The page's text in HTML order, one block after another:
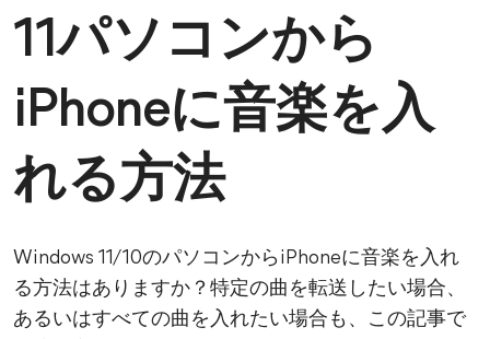
11パソコンから
iPhoneに音楽を入
れる方法
Windows 11/10のパソコンからiPhoneに音楽を入れ
る方法はありますか？特定の曲を転送したい場合、
あるいはすべての曲を入れたい場合も、この記事で